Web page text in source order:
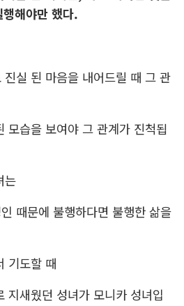
행해야만 했다.
실 된 마음을 내어드릴 때 그 관
모습을 보여야 그 관계가 진척됩
는
때문에 불행하다면 불행한 삶을
기도할 때
지새웠던 성녀가 모니카 성녀입